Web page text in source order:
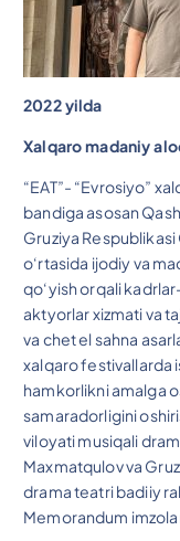
2022 yilda
Xalqaro madaniy
“EAT”- “Evrosiyo”
bandiga asosan
Gruziya
o‘rtasida ijodiy va
qo‘yish orqali
aktyorlar xizmati va
va chet el sahna
xalqaro festivallarda
hamkorlikni amalga
samaradorligini
viloyati musiqali
Maxmatqulov va
drama teatri badiiy
Memorandum